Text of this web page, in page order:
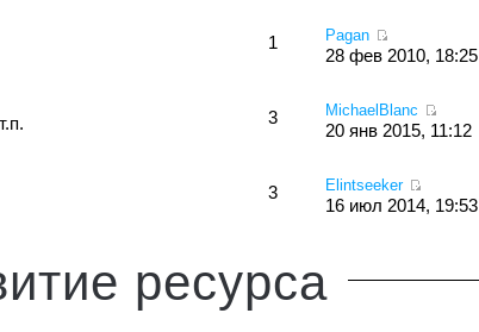
1 Pagan
28 фев 2010, 18:25
3 MichaelBlanc
20 янв 2015, 11:12
3 Elintseeker
16 июл 2014, 19:53
ресурса